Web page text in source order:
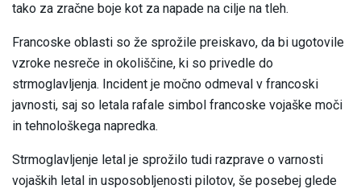
tako za zračne boje kot za napade na cilje na tleh.
Francoske oblasti so že sprožile preiskavo, da bi ugotovile
vzroke nesreče in okoliščine, ki so privedle do
strmoglavljenja. Incident je močno odmeval v francoski
javnosti, saj so letala rafale simbol francoske vojaške moči
in tehnološkega napredka.
Strmoglavljenje letal je sprožilo tudi razprave o varnosti
vojaških letal in usposobljenosti pilotov, še posebej glede